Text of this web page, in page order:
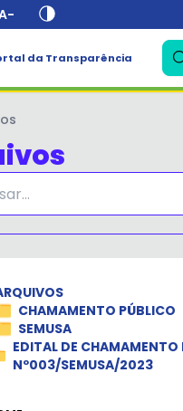
da Transparência
CHAMAMENTO PÚBLICO
SEMUSA
EDITAL DE CHAMAMENTO
Nº003/SEMUSA/2023